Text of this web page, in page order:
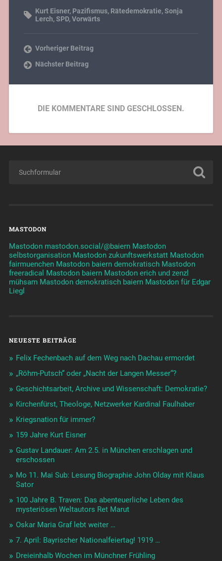
Kurt Eisner, Pazifismus, Rätedemokratie,Sonja
Lerch,SPD,Vorwärts
Vorheriger Beitrag
Nächster Beitrag
DIE KOMMENTARE SIND GESCHLOSSEN.
MASTODON
Mastodon mastodon.social/@baiern Mastodon
selbstorganisation Mastodon zukunftswerkstatt Mastodon
fairmuenchen Mastodon baiern demokratisch Mastodon
freeradical Mastodon baiern Mastodon erich und zenzl
mühsam Mastodon demokratisch baiern Mastodon für Edgar
Liegl
NEUESTE BEITRÄGE
Felix Fechenbach auf dem Weg nach Dachau ermordet
„Röhm-Putsch“ oder „Nacht der Langen Messer“?
Geschichtsarbeit, Archive und Wissenschaft: Demokratie?
Kirchenfürst, Theologe, Netzwerker Kardinal Faulhaber
Kriegsnation für immer?
159 Jahre Kurt Eisner
Gustav Landauer: Am 2.5. in München erschlagen und
erschossen
Mo 11. Mai Sub: Lesung Biographie John Olday mit Klaus
Sator
100 Jahre B. Traven: Das abenteuerliche Leben des
mysteriösen Weltautors Ret Marut
Oskar Maria Graf lebt weiter …
7. April: Bayrischer Nationalfeiertag! 1919 …
Dreieinhalb Wochen im Münchner Frühling